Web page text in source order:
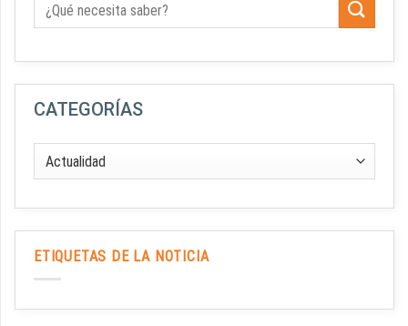
CATEGORÍAS
ETIQUETAS DE LA NOTICIA